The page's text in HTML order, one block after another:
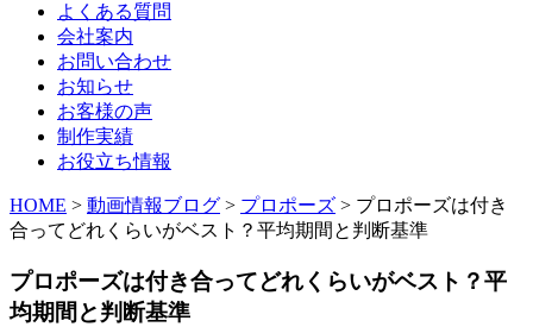
よくある質問
会社案内
お問い合わせ
お知らせ
お客様の声
制作実績
お役立ち情報
HOME > 動画情報ブログ > プロポーズ > プロポーズは付き
合ってどれくらいがベスト？平均期間と判断基準
プロポーズは付き合ってどれくらいがベスト？平
均期間と判断基準